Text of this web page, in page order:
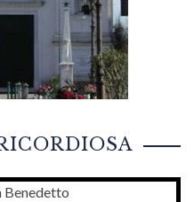
Benedetto